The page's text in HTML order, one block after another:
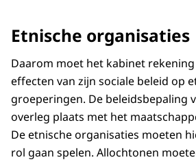
Etnische organisaties
Daarom moet het kabinet
effecten van zijn sociale beleid op
groeperingen. De beleidsbepaling
overleg plaats met het
De etnische organisaties moeten
rol gaan spelen. Allochtonen